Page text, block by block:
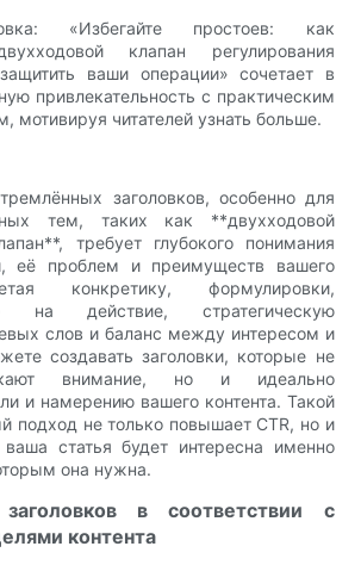
«Избегайте простоев: как
клапан регулирования
ваши операции» сочетает в
привлекательность с практическим
мотивируя читателей узнать больше.
заголовков, особенно для
тем, таких как **двухходовой
требует глубокого понимания
её проблем и преимуществ вашего
конкретику, формулировки,
на действие, стратегическую
слов и баланс между интересом и
создавать заголовки, которые не
внимание, но и идеально
и намерению вашего контента. Такой
подход не только повышает CTR, но и
ваша статья будет интересна именно
она нужна.
в соответствии с
контента